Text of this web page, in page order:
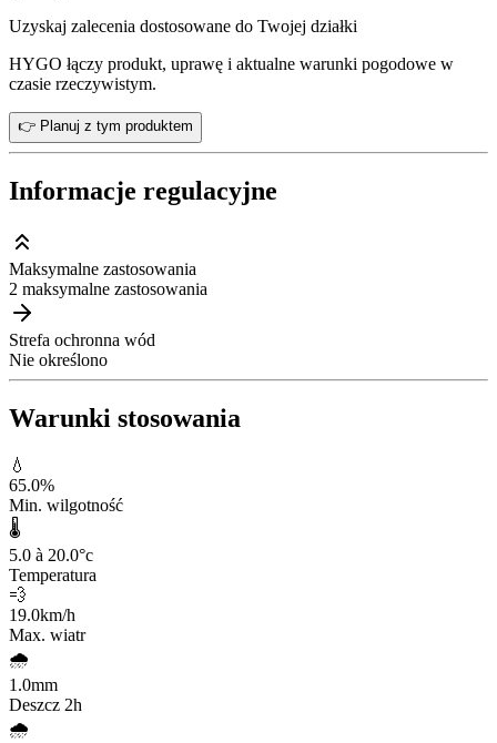
Uzyskaj zalecenia dostosowane do Twojej działki
HYGO łączy produkt, uprawę i aktualne warunki pogodowe w
czasie rzeczywistym.
👉 Planuj z tym produktem
Informacje regulacyjne
Maksymalne zastosowania
2 maksymalne zastosowania
Strefa ochronna wód
Nie określono
Warunki stosowania
💧
65.0%
Min. wilgotność
🌡️
5.0 à 20.0°c
Temperatura
💨
19.0km/h
Max. wiatr
🌧️
1.0mm
Deszcz 2h
🌧️